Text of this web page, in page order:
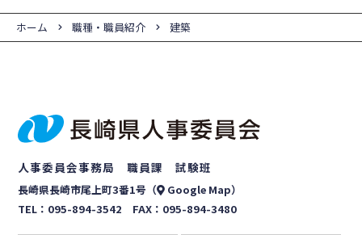
ホーム 職種・職員紹介 建築
人事委員会事務局 職員課 試験班
長崎県長崎市尾上町3番1号（ Google Map）
TEL： 095-894-3542 FAX：095-894-3480